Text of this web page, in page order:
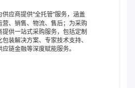
供应商提供“全托管”服务，涵盖
营、销售、物流、售后；为采购
提供一站式采购服务，包括定制
包装解决方案、专家技术支持、
应链金融等深度赋能服务。